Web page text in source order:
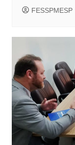
FESSPMESP